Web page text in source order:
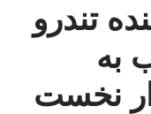
تندرو
به
نخست